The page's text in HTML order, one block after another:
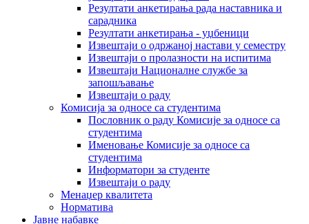
Резултати анкетирања рада наставника и
сарадника
Резултати анкетирања - уџбеници
Извештаји о одржаној настави у семестру
Извештаји о пролазности на испитима
Извештаји Националне службе за
запошљавање
Извештаји о раду
Комисија за односе са студентима
Пословник о раду Комисије за односе са
студентима
Именовање Комисије за односе са
студентима
Информатори за студенте
Извештаји о раду
Менаџер квалитета
Норматива
Јавне набавке